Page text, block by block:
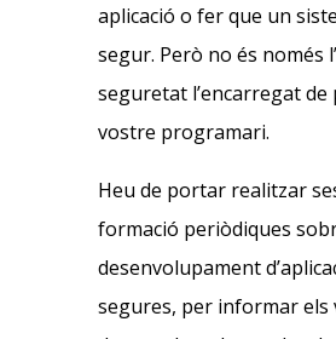
aplicació o fer que un
segur. Però no és només
seguretat l’encarregat
vostre programari.
Heu de portar realitzar
formació periòdiques
desenvolupament
segures, per informar els